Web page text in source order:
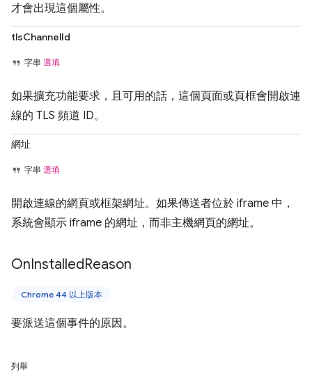
才會出現這個屬性。
tlsChannelId
字串 選填
如果擴充功能要求，且可用的話，這個頁面或頁框會開啟連
線的 TLS 頻道 ID。
網址
字串 選填
開啟連線的網頁或框架網址。如果傳送者位於 iframe 中，
系統會顯示 iframe 的網址，而非主機網頁的網址。
OnInstalledReason
Chrome 44 以上版本
要派送這個事件的原因。
列舉